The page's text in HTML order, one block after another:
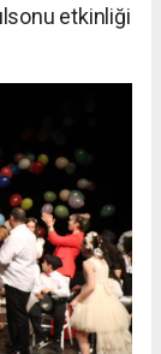
etkinliği